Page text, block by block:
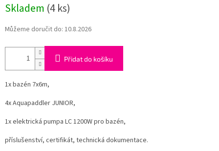
cena:
Skladem (4 ks)
Můžeme doručit do: 10.8.2026
Přidat do košíku
1x bazén 7x6m,
4x Aquapaddler JUNIOR,
1x elektrická pumpa LC 1200W pro bazén,
příslušenství, certifikát, technická dokumentace.